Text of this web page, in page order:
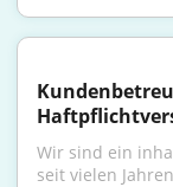
Wir sind ein
seit vielen